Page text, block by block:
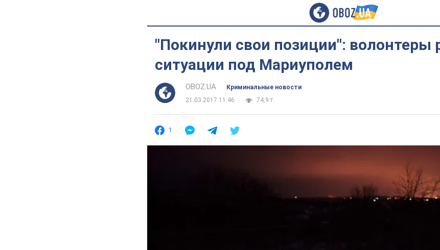
"Покинули свои позиции": волонтеры
ситуации под Мариуполем
OBOZ.UA
Криминальные новости
21.03.2017 11:46
74,9 т.
1